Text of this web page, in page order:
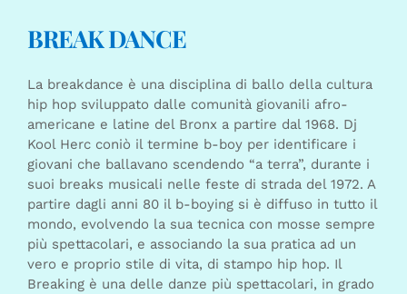
BREAK DANCE
La breakdance è una disciplina di ballo della cultura
hip hop sviluppato dalle comunità giovanili afro-
americane e latine del Bronx a partire dal 1968. Dj
Kool Herc coniò il termine b-boy per identificare i
giovani che ballavano scendendo “a terra”, durante i
suoi breaks musicali nelle feste di strada del 1972. A
partire dagli anni 80 il b-boying si è diffuso in tutto il
mondo, evolvendo la sua tecnica con mosse sempre
più spettacolari, e associando la sua pratica ad un
vero e proprio stile di vita, di stampo hip hop. Il
Breaking è una delle danze più spettacolari, in grado